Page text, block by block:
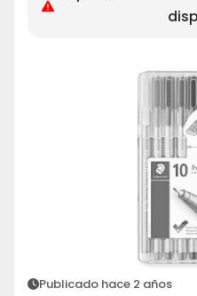
Publicado hace 2 años